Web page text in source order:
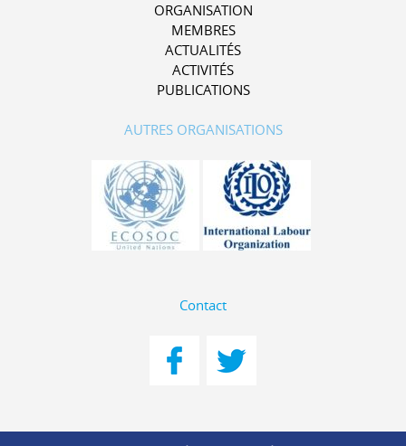
ORGANISATION
MEMBRES
ACTUALITÉS
ACTIVITÉS
PUBLICATIONS
AUTRES ORGANISATIONS
Contact